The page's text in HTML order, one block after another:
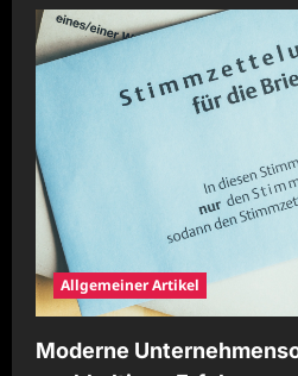
Moderne
nachhaltige
Entwicklung
Allgemeiner Artikel
Moderne